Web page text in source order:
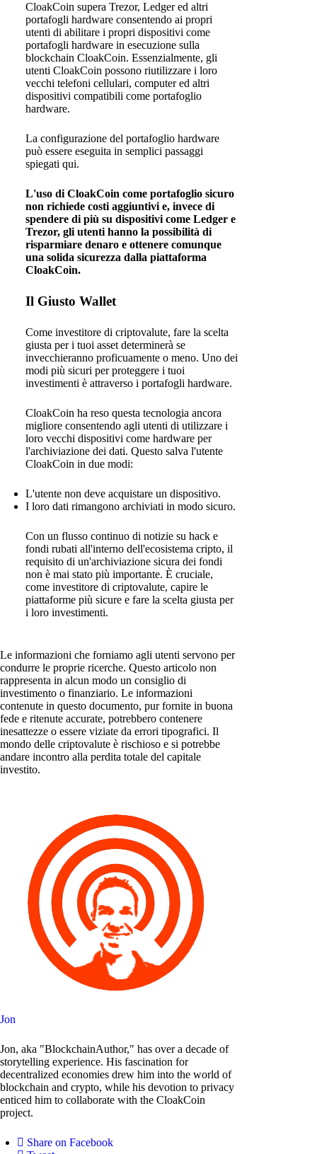
CloakCoin supera Trezor, Ledger ed altri
portafogli hardware consentendo ai propri
utenti di abilitare i propri dispositivi come
portafogli hardware in esecuzione sulla
blockchain CloakCoin. Essenzialmente, gli
utenti CloakCoin possono riutilizzare i loro
vecchi telefoni cellulari, computer ed altri
dispositivi compatibili come portafoglio
hardware.
La configurazione del portafoglio hardware
può essere eseguita in semplici passaggi
spiegati qui.
L'uso di CloakCoin come portafoglio sicuro
non richiede costi aggiuntivi e, invece di
spendere di più su dispositivi come Ledger e
Trezor, gli utenti hanno la possibilità di
risparmiare denaro e ottenere comunque
una solida sicurezza dalla piattaforma
CloakCoin.
Il Giusto Wallet
Come investitore di criptovalute, fare la scelta
giusta per i tuoi asset determinerà se
invecchieranno proficuamente o meno. Uno dei
modi più sicuri per proteggere i tuoi
investimenti è attraverso i portafogli hardware.
CloakCoin ha reso questa tecnologia ancora
migliore consentendo agli utenti di utilizzare i
loro vecchi dispositivi come hardware per
l'archiviazione dei dati. Questo salva l'utente
CloakCoin in due modi:
L'utente non deve acquistare un dispositivo.
I loro dati rimangono archiviati in modo sicuro.
Con un flusso continuo di notizie su hack e
fondi rubati all'interno dell'ecosistema cripto, il
requisito di un'archiviazione sicura dei fondi
non è mai stato più importante. È cruciale,
come investitore di criptovalute, capire le
piattaforme più sicure e fare la scelta giusta per
i loro investimenti.
Le informazioni che forniamo agli utenti servono per
condurre le proprie ricerche. Questo articolo non
rappresenta in alcun modo un consiglio di
investimento o finanziario. Le informazioni
contenute in questo documento, pur fornite in buona
fede e ritenute accurate, potrebbero contenere
inesattezze o essere viziate da errori tipografici. Il
mondo delle criptovalute è rischioso e si potrebbe
andare incontro alla perdita totale del capitale
investito.
Jon
Jon, aka "BlockchainAuthor," has over a decade of
storytelling experience. His fascination for
decentralized economies drew him into the world of
blockchain and crypto, while his devotion to privacy
enticed him to collaborate with the CloakCoin
project.
Share on Facebook